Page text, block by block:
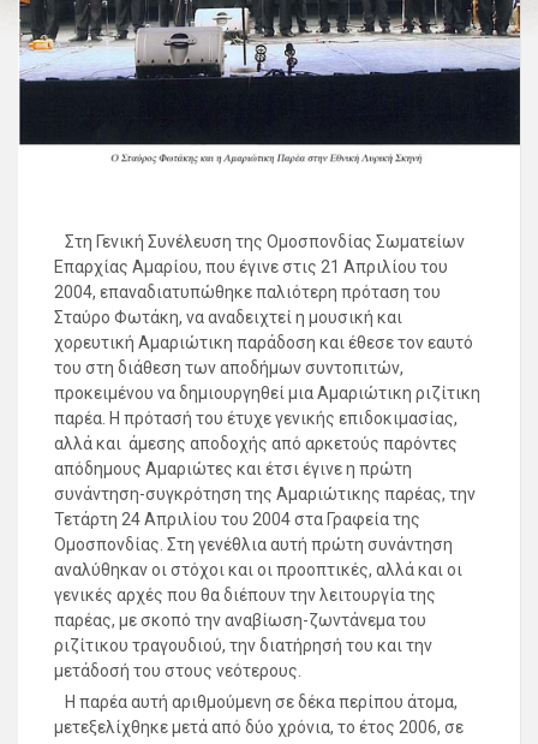
Στη Γενική Συνέλευση της Ομοσπονδίας Σωματείων
Επαρχίας Αμαρίου, που έγινε στις 21 Απριλίου του
2004, επαναδιατυπώθηκε παλιότερη πρόταση του
Σταύρο Φωτάκη, να αναδειχτεί η μουσική και
χορευτική Αμαριώτικη παράδοση και έθεσε τον εαυτό
του στη διάθεση των αποδήμων συντοπιτών,
προκειμένου να δημιουργηθεί μια Αμαριώτικη ριζίτικη
παρέα. Η πρότασή του έτυχε γενικής επιδοκιμασίας,
αλλά και άμεσης αποδοχής από αρκετούς παρόντες
απόδημους Αμαριώτες και έτσι έγινε η πρώτη
συνάντηση-συγκρότηση της Αμαριώτικης παρέας, την
Τετάρτη 24 Απριλίου του 2004 στα Γραφεία της
Ομοσπονδίας. Στη γενέθλια αυτή πρώτη συνάντηση
αναλύθηκαν οι στόχοι και οι προοπτικές, αλλά και οι
γενικές αρχές που θα διέπουν την λειτουργία της
παρέας, με σκοπό την αναβίωση-ζωντάνεμα του
ριζίτικου τραγουδιού, την διατήρησή του και την
μετάδοσή του στους νεότερους.
Η παρέα αυτή αριθμούμενη σε δέκα περίπου άτομα,
μετεξελίχθηκε μετά από δύο χρόνια, το έτος 2006, σε